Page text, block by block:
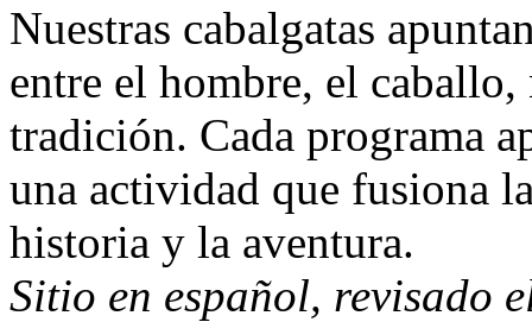
Nuestras cabalgatas
entre el hombre, el
tradición. Cada programa
una actividad que fusiona
historia y la aventura.
Sitio en español, revisado